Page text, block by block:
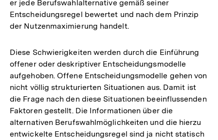
er jede Berufswahlalternative gemäß seiner
Entscheidungsregel bewertet und nach dem Prinzip
der Nutzenmaximierung handelt.
Diese Schwierigkeiten werden durch die Einführung
offener oder deskriptiver Entscheidungsmodelle
aufgehoben. Offene Entscheidungsmodelle gehen von
nicht völlig strukturierten Situationen aus. Damit ist
die Frage nach den diese Situationen beeinflussenden
Faktoren gestellt. Die Informationen über die
alternativen Berufswahlmöglichkeiten und die hierzu
entwickelte Entscheidungsregel sind ja nicht statisch